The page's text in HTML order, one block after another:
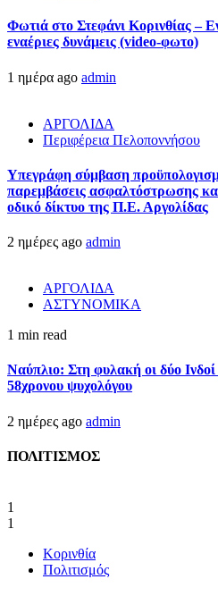
Φωτιά στο Στεφάνι Κορινθίας –
εναέριες δυνάμεις (video-φωτο)
1 ημέρα ago admin
ΑΡΓΟΛΙΔΑ
Περιφέρεια Πελοποννήσου
Υπεγράφη σύμβαση
παρεμβάσεις ασφαλτόστρωσης
οδικό δίκτυο της Π.Ε. Αργολίδας
2 ημέρες ago admin
ΑΡΓΟΛΙΔΑ
ΑΣΤΥΝΟΜΙΚΑ
1 min read
Ναύπλιο: Στη φυλακή οι δύο Ινδοί
58χρονου ψυχολόγου
2 ημέρες ago admin
ΠΟΛΙΤΙΣΜΟΣ
1
1
Κορινθία
Πολιτισμός